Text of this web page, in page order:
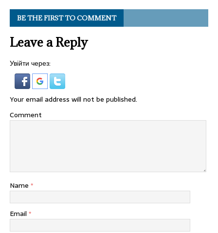
BE THE FIRST TO COMMENT
Leave a Reply
Увійти через:
Your email address will not be published.
Comment
Name *
Email *